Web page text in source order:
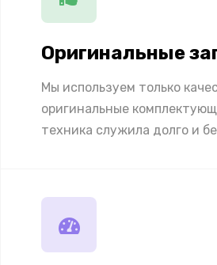
Оригинальные
Мы используем только
оригинальные
техника служила долго и